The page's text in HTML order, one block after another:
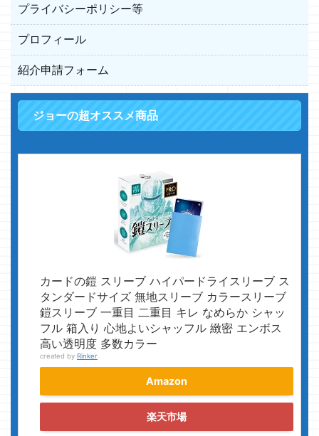
プライバシーポリシー等
プロフィール
紹介申請フォーム
ジョーの超オススメ商品
カードの鎧 スリーブ ハイパードライスリーブ ス
タンダードサイズ 無地スリーブ カラースリーブ
鎧スリーブ 一重目 二重目 キレ なめらか シャッ
フル 箱入り 心地よいシャッフル 緻密 エンボス
高い透明度 多数カラー
created by Rinker
Amazon
楽天市場